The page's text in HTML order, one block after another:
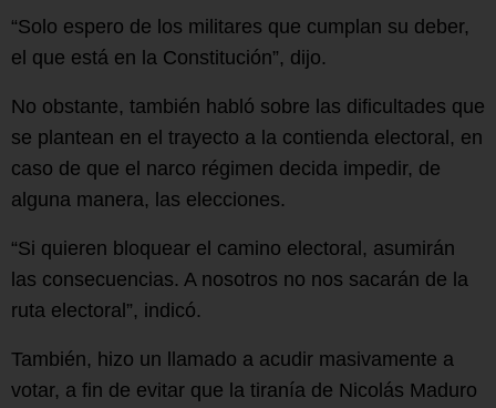
“Solo espero de los militares que cumplan su deber,
el que está en la Constitución”, dijo.
No obstante, también habló sobre las dificultades que
se plantean en el trayecto a la contienda electoral, en
caso de que el narco régimen decida impedir, de
alguna manera, las elecciones.
“Si quieren bloquear el camino electoral, asumirán
las consecuencias. A nosotros no nos sacarán de la
ruta electoral”, indicó.
También, hizo un llamado a acudir masivamente a
votar, a fin de evitar que la tiranía de Nicolás Maduro